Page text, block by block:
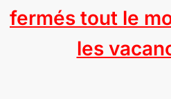
fermés tout le
les